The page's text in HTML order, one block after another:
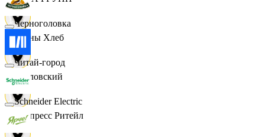
Челны Хлеб
Чкаловский
Экспресс Ритейл
Черноголовка
Читай-город
Schneider Electric